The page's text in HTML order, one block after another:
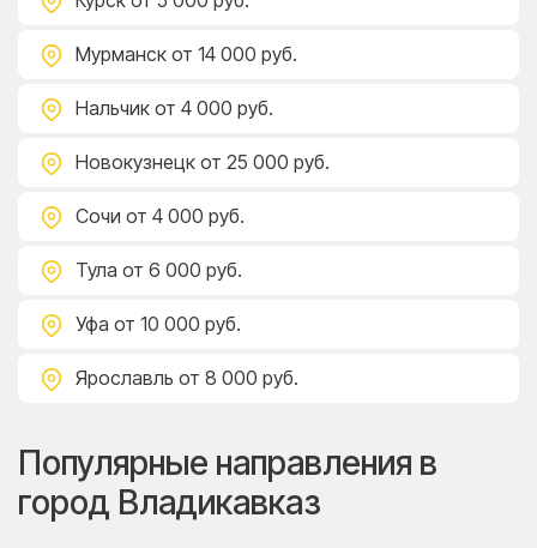
Мурманск от 14 000 руб.
Нальчик от 4 000 руб.
Новокузнецк от 25 000 руб.
Сочи от 4 000 руб.
Тула от 6 000 руб.
Уфа от 10 000 руб.
Ярославль от 8 000 руб.
Популярные направления в
город Владикавказ